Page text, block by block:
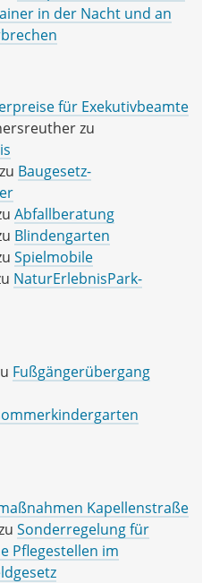
in der Nacht und an
für Exekutivbeamte
zu
Baugesetz-
Abfallberatung
Blindengarten
Spielmobile
NaturErlebnisPark-
Fußgängerübergang
Kapellenstraße
Sonderregelung für
Pflegestellen im